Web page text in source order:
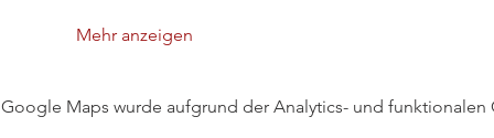
Mehr anzeigen
Google Maps wurde aufgrund der Analytics- und